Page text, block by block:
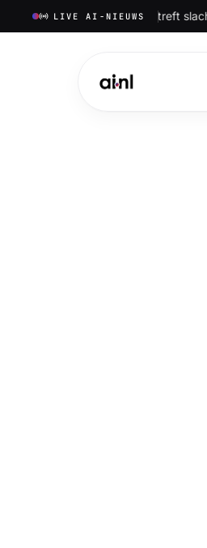
LIVE AI-NIEUWS
LightSpy-spyware treft